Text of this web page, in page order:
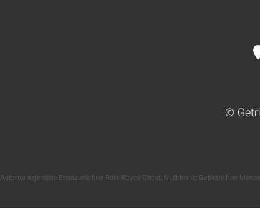
©
Automatikgetriebe Ersatzteile fuer Rolls Royce Ghost Multitronic Getriebe fuer